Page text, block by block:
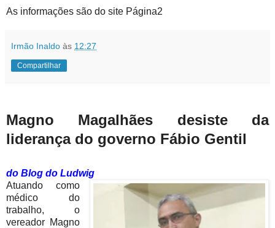
As informações são do site Página2
Irmão Inaldo às 12:27
Compartilhar
Magno Magalhães desiste da
liderança do governo Fábio Gentil
do Blog do Ludwig
Atuando como
médico do
trabalho, o
vereador Magno